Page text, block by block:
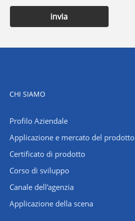
invia
CHI SIAMO
Profilo Aziendale
Applicazione e mercato del prodotto
Certificato di prodotto
Corso di sviluppo
Canale dell'agenzia
Applicazione della scena